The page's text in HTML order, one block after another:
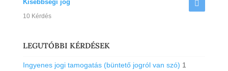
Kisebbségi jog
10 Kérdés
LEGUTÓBBI KÉRDÉSEK
Ingyenes jogi tamogatás (büntető jogról van szó) 1